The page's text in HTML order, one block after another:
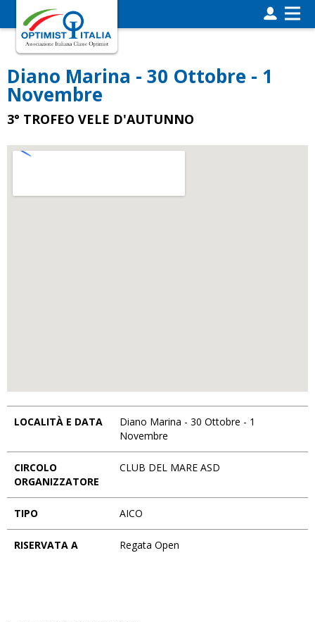
Diano Marina - 30 Ottobre - 1
Novembre
3° TROFEO VELE D'AUTUNNO
LOCALITÀ E DATA
Diano Marina - 30 Ottobre - 1
Novembre
CIRCOLO
ORGANIZZATORE
CLUB DEL MARE ASD
TIPO AICO
RISERVATA A Regata Open